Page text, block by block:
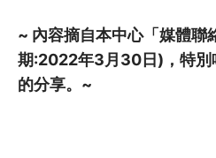
~ 內容摘自本中心「媒體聯
期:2022年3月30日)，特別
的分享。~